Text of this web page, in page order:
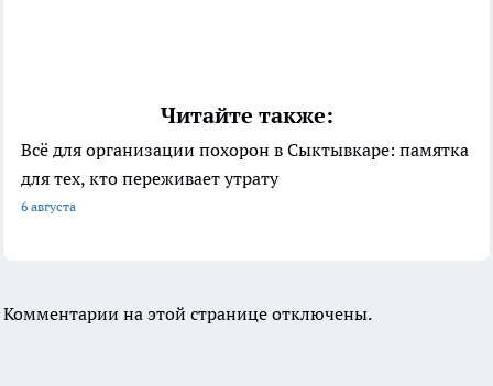
Читайте также:
Всё для организации похорон в Сыктывкаре: памятка
для тех, кто переживает утрату
6 августа
Комментарии на этой странице отключены.